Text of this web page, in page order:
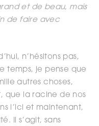
et de beau, mais
de faire avec
n’hésitons pas,
temps, je pense que
autres choses,
que la racine de nos
l’ici et maintenant,
Il s’agit, sans